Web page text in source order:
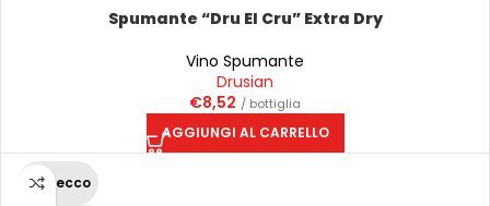
Spumante “Dru El Cru” Extra Dry
Vino Spumante
Drusian
€8,52 / bottiglia
AGGIUNGI AL CARRELLO
Prosecco